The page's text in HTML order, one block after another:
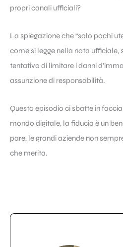
propri canali ufficiali?
La spiegazione che “solo pochi
come si legge nella nota ufficiale,
tentativo di limitare i danni
assunzione di responsabilità.
Questo episodio ci sbatte in
mondo digitale, la fiducia è un
pare, le grandi aziende non
che merita.